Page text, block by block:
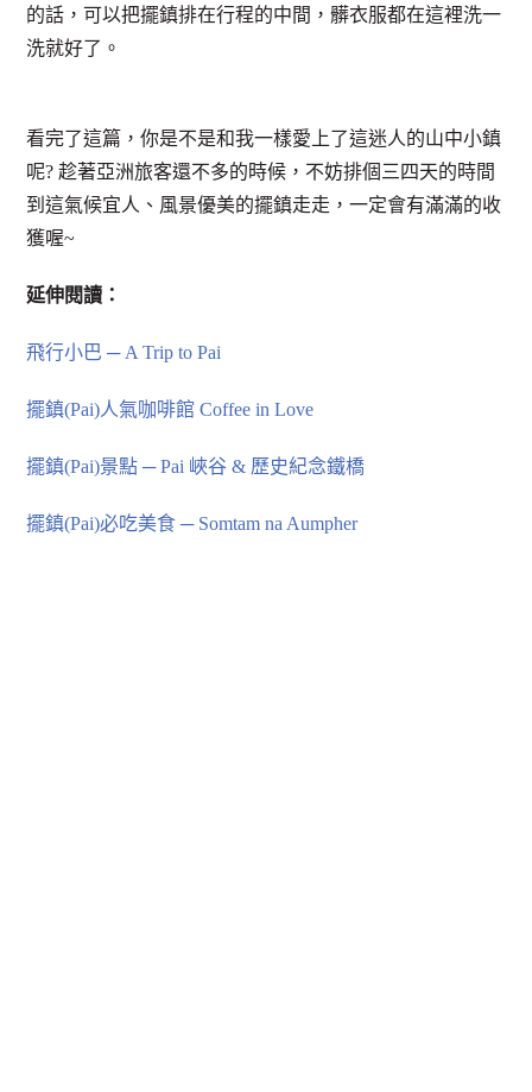
的話，可以把擺鎮排在行程的中間，髒衣服都在這裡洗一
洗就好了。
看完了這篇，你是不是和我一樣愛上了這迷人的山中小鎮
呢? 趁著亞洲旅客還不多的時候，不妨排個三四天的時間
到這氣候宜人、風景優美的擺鎮走走，一定會有滿滿的收
獲喔~
延伸閱讀：
飛行小巴 ─ A Trip to Pai
擺鎮(Pai)人氣咖啡館 Coffee in Love
擺鎮(Pai)景點 ─ Pai 峽谷 & 歷史紀念鐵橋
擺鎮(Pai)必吃美食 ─ Somtam na Aumpher